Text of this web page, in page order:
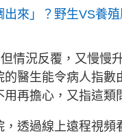
來」？野生VS養
情況反覆，又慢慢
醫生能令病人指
再擔心，又指這類
透過線上遠程視